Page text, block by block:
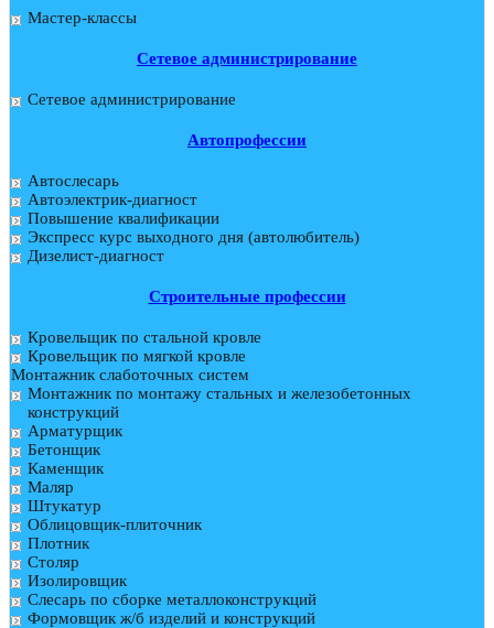
Мастер-классы
Сетевое администрирование
Сетевое администрирование
Автопрофессии
Автослесарь
Автоэлектрик-диагност
Повышение квалификации
Экспресс курс выходного дня (автолюбитель)
Дизелист-диагност
Строительные профессии
Кровельщик по стальной кровле
Кровельщик по мягкой кровле
Монтажник слаботочных систем
Монтажник по монтажу стальных и железобетонных
конструкций
Арматурщик
Бетонщик
Каменщик
Маляр
Штукатур
Облицовщик-плиточник
Плотник
Столяр
Изолировщик
Слесарь по сборке металлоконструкций
Формовщик ж/б изделий и конструкций